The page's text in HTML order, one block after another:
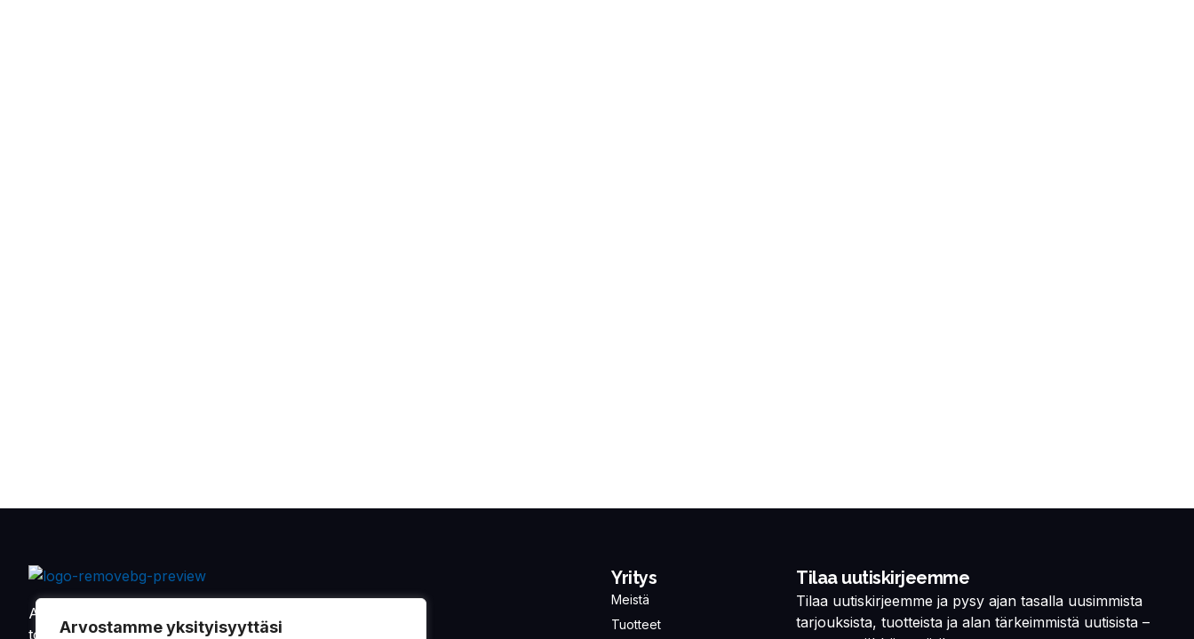
Arvostamme yksityisyyttäsi
Alkaen vuodesta 1901 on Oy Sandman-Nupnau Ab
toimittanut tarvikkeita ja varaosia maa- ja
Yritys
Meistä
Tuotteet
Tilaa uutiskirjeemme
Tilaa uutiskirjeemme ja pysy ajan tasalla uusimmista
tarjouksista, tuotteista ja alan tärkeimmistä uutisista –